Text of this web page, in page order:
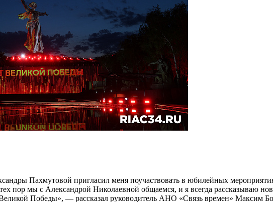
Пахмутовой пригласил меня поучаствовать в юбилейных
пор мы с Александрой Николаевной общаемся, и я всегда рассказываю
Победы», — рассказал руководитель АНО «Связь времен» Максим